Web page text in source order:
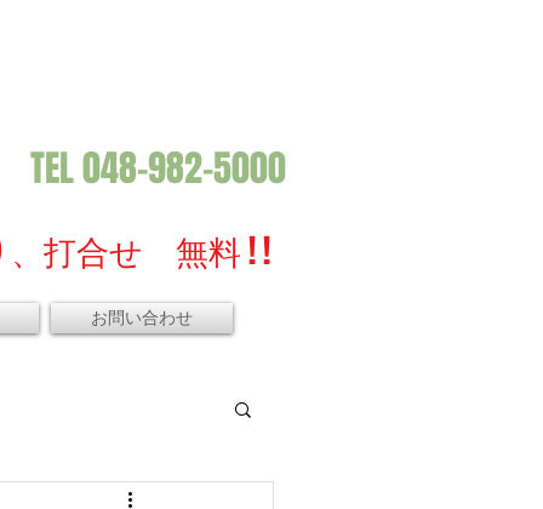
TEL 048-982-5000
、打合せ 無料 ! !
お問い合わせ